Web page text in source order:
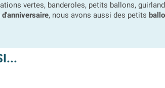
vertes, banderoles, petits ballons,
, nous avons aussi des petits